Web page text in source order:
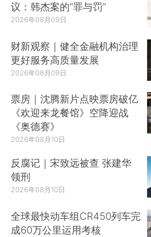
议：韩杰案的“罪与罚”
2026年08月09日
财新观察｜健全金融机构治理
更好服务高质量发展
2026年08月09日
票房｜沈腾新片点映票房破亿
《欢迎来龙餐馆》空降迎战
《奥德赛》
2026年08月10日
反腐记｜宋致远被查 张建华
领刑
2026年08月10日
全球最快动车组CR450列车完
成60万公里运用考核